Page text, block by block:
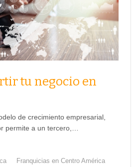
tu negocio en
de crecimiento empresarial,
permite a un tercero,…
Franquicias en Centro América